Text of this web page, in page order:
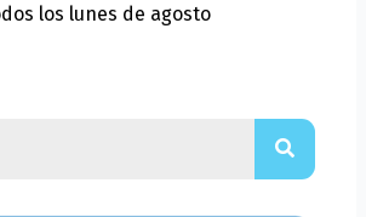
los lunes de agosto